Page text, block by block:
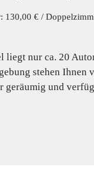
130,00 € /
liegt nur ca. 20
stehen Ihnen
und